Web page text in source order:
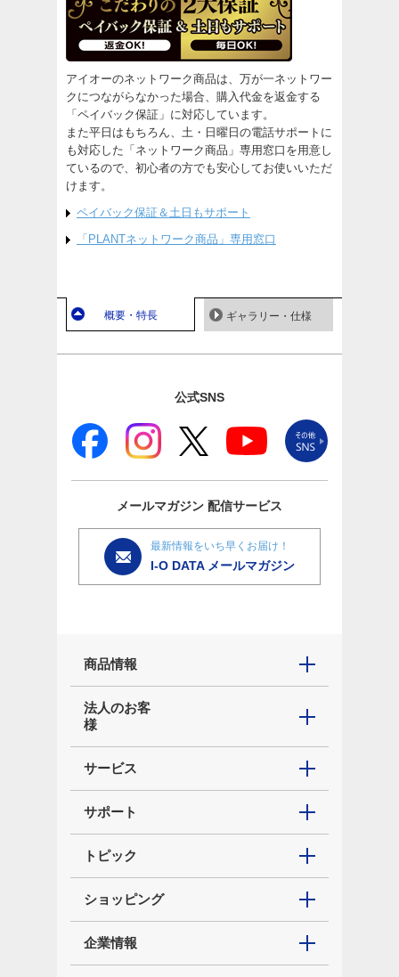
アイオーのネットワーク商品は、万が一ネットワー
クにつながらなかった場合、購入代金を返金する
「ペイバック保証」に対応しています。
また平日はもちろん、土・日曜日の電話サポートに
も対応した「ネットワーク商品」専用窓口を用意し
ているので、初心者の方でも安心してお使いいただ
けます。
ペイバック保証＆土日もサポート
「PLANTネットワーク商品」専用窓口
概要・特長 ギャラリー・仕様
公式SNS
メールマガジン 配信サービス
最新情報をいち早くお届け！
I-O DATA メールマガジン
商品情報
法人のお客
様
サービス
サポート
トピック
ショッピング
企業情報